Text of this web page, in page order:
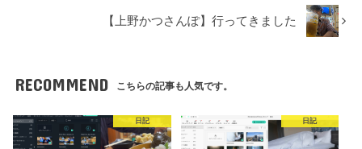
【上野かつさんぽ】行ってきました
RECOMMEND こちらの記事も人気です。
日記 日記